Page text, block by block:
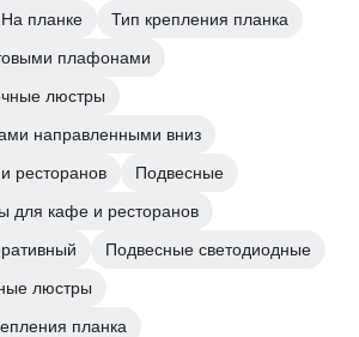
На планке
Тип крепления планка
плафонами
люстры
направленными вниз
ресторанов
Подвесные
для кафе и ресторанов
Подвесные светодиодные
люстры
планка